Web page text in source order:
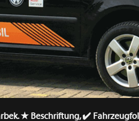
★ Beschriftung, ✔️